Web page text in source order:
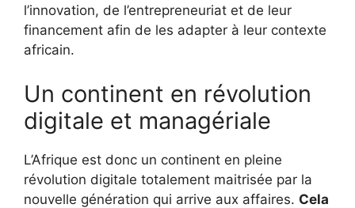
l’innovation, de l’entrepreneuriat et de leur
financement afin de les adapter à leur contexte
africain.
Un continent en révolution
digitale et managériale
L’Afrique est donc un continent en pleine
révolution digitale totalement maitrisée par la
nouvelle génération qui arrive aux affaires. Cela